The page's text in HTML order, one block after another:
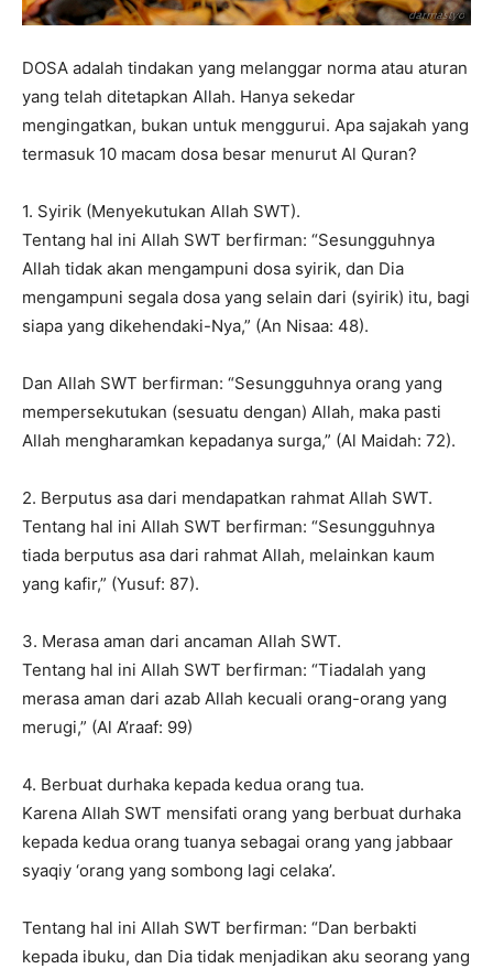
DOSA adalah tindakan yang melanggar norma atau aturan
yang telah ditetapkan Allah. Hanya sekedar
mengingatkan, bukan untuk menggurui. Apa sajakah yang
termasuk 10 macam dosa besar menurut Al Quran?
1. Syirik (Menyekutukan Allah SWT).
Tentang hal ini Allah SWT berfirman: “Sesungguhnya
Allah tidak akan mengampuni dosa syirik, dan Dia
mengampuni segala dosa yang selain dari (syirik) itu, bagi
siapa yang dikehendaki-Nya,” (An Nisaa: 48).
Dan Allah SWT berfirman: “Sesungguhnya orang yang
mempersekutukan (sesuatu dengan) Allah, maka pasti
Allah mengharamkan kepadanya surga,” (Al Maidah: 72).
2. Berputus asa dari mendapatkan rahmat Allah SWT.
Tentang hal ini Allah SWT berfirman: “Sesungguhnya
tiada berputus asa dari rahmat Allah, melainkan kaum
yang kafir,” (Yusuf: 87).
3. Merasa aman dari ancaman Allah SWT.
Tentang hal ini Allah SWT berfirman: “Tiadalah yang
merasa aman dari azab Allah kecuali orang-orang yang
merugi,” (Al A’raaf: 99)
4. Berbuat durhaka kepada kedua orang tua.
Karena Allah SWT mensifati orang yang berbuat durhaka
kepada kedua orang tuanya sebagai orang yang jabbaar
syaqiy ‘orang yang sombong lagi celaka’.
Tentang hal ini Allah SWT berfirman: “Dan berbakti
kepada ibuku, dan Dia tidak menjadikan aku seorang yang